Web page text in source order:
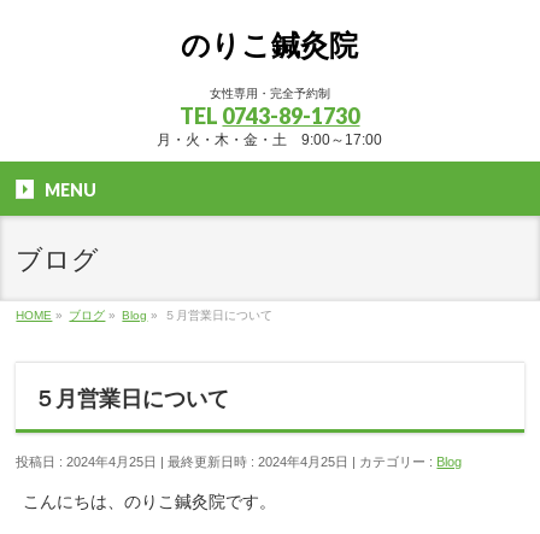
のりこ鍼灸院
女性専用・完全予約制
TEL 0743-89-1730
月・火・木・金・土 9:00～17:00
MENU
ブログ
HOME » ブログ » Blog » ５月営業日について
５月営業日について
投稿日 : 2024年4月25日 最終更新日時 : 2024年4月25日 カテゴリー : Blog
こんにちは、のりこ鍼灸院です。